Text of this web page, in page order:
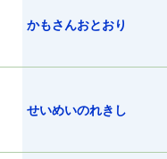
かもさんおとおり
せいめいのれきし